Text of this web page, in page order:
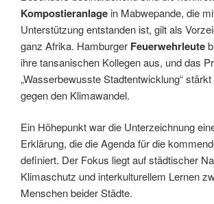
Kompostieranlage in Mabwepande, die
Unterstützung entstanden ist, gilt als
ganz Afrika. Hamburger Feuerwehrleute
ihre tansanischen Kollegen aus, und das
„Wasserbewusste Stadtentwicklung“
gegen den Klimawandel.
Ein Höhepunkt war die Unterzeichnung
Erklärung, die die Agenda für die
definiert. Der Fokus liegt auf städtischer
Klimaschutz und interkulturellem Lernen
Menschen beider Städte.